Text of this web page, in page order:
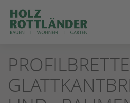
SEITENINHALT
SPRINGEN